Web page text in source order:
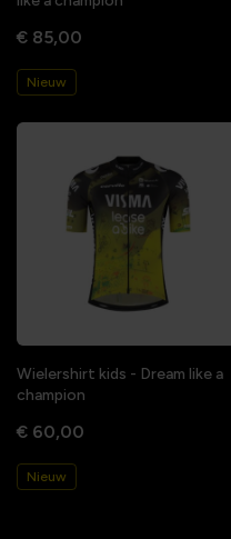
€ 85,00
Nieuw
Wielershirt kids - Dream like a
champion
€ 60,00
Nieuw